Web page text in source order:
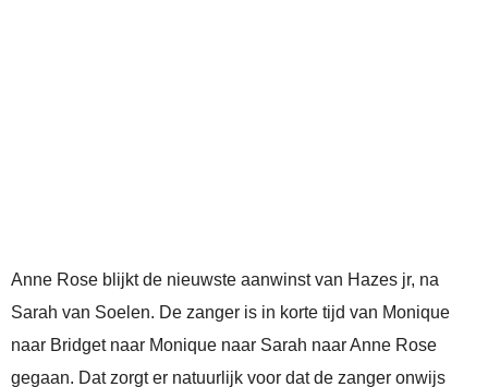
Anne Rose blijkt de nieuwste aanwinst van Hazes jr, na
Sarah van Soelen. De zanger is in korte tijd van Monique
naar Bridget naar Monique naar Sarah naar Anne Rose
gegaan. Dat zorgt er natuurlijk voor dat de zanger onwijs